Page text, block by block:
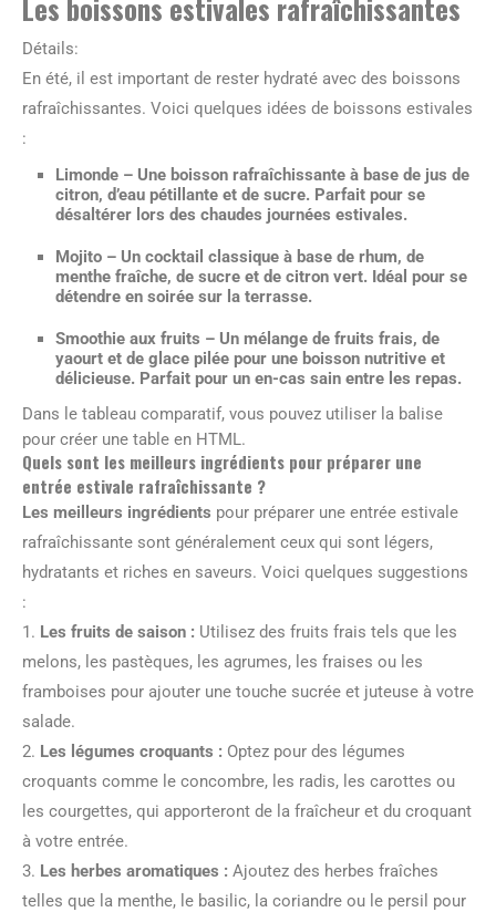
Les boissons estivales rafraîchissantes
Détails:
En été, il est important de rester hydraté avec des boissons
rafraîchissantes. Voici quelques idées de boissons estivales
:
Limonde – Une boisson rafraîchissante à base de jus de
citron, d’eau pétillante et de sucre. Parfait pour se
désaltérer lors des chaudes journées estivales.
Mojito – Un cocktail classique à base de rhum, de
menthe fraîche, de sucre et de citron vert. Idéal pour se
détendre en soirée sur la terrasse.
Smoothie aux fruits – Un mélange de fruits frais, de
yaourt et de glace pilée pour une boisson nutritive et
délicieuse. Parfait pour un en-cas sain entre les repas.
Dans le tableau comparatif, vous pouvez utiliser la balise
pour créer une table en HTML.
Quels sont les meilleurs ingrédients pour préparer une
entrée estivale rafraîchissante ?
Les meilleurs ingrédients pour préparer une entrée estivale
rafraîchissante sont généralement ceux qui sont légers,
hydratants et riches en saveurs. Voici quelques suggestions
:
1. Les fruits de saison : Utilisez des fruits frais tels que les
melons, les pastèques, les agrumes, les fraises ou les
framboises pour ajouter une touche sucrée et juteuse à votre
salade.
2. Les légumes croquants : Optez pour des légumes
croquants comme le concombre, les radis, les carottes ou
les courgettes, qui apporteront de la fraîcheur et du croquant
à votre entrée.
3. Les herbes aromatiques : Ajoutez des herbes fraîches
telles que la menthe, le basilic, la coriandre ou le persil pour